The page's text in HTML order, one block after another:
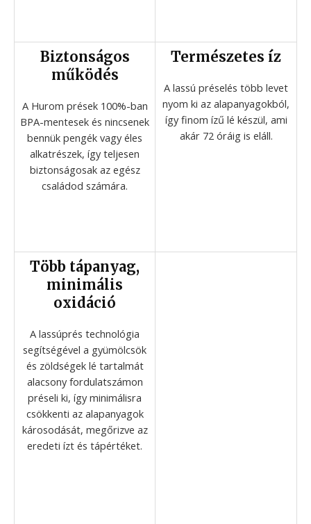
Biztonságos
működés
A Hurom prések 100%-ban
BPA-mentesek és nincsenek
bennük pengék vagy éles
alkatrészek, így teljesen
biztonságosak az egész
családod számára.
Természetes íz
A lassú préselés több levet
nyom ki az alapanyagokból,
így finom ízű lé készül, ami
akár 72 óráig is eláll.
Több tápanyag,
minimális
oxidáció
A lassúprés technológia
segítségével a gyümölcsök
és zöldségek lé tartalmát
alacsony fordulatszámon
préseli ki, így minimálisra
csökkenti az alapanyagok
károsodását, megőrizve az
eredeti ízt és tápértéket.